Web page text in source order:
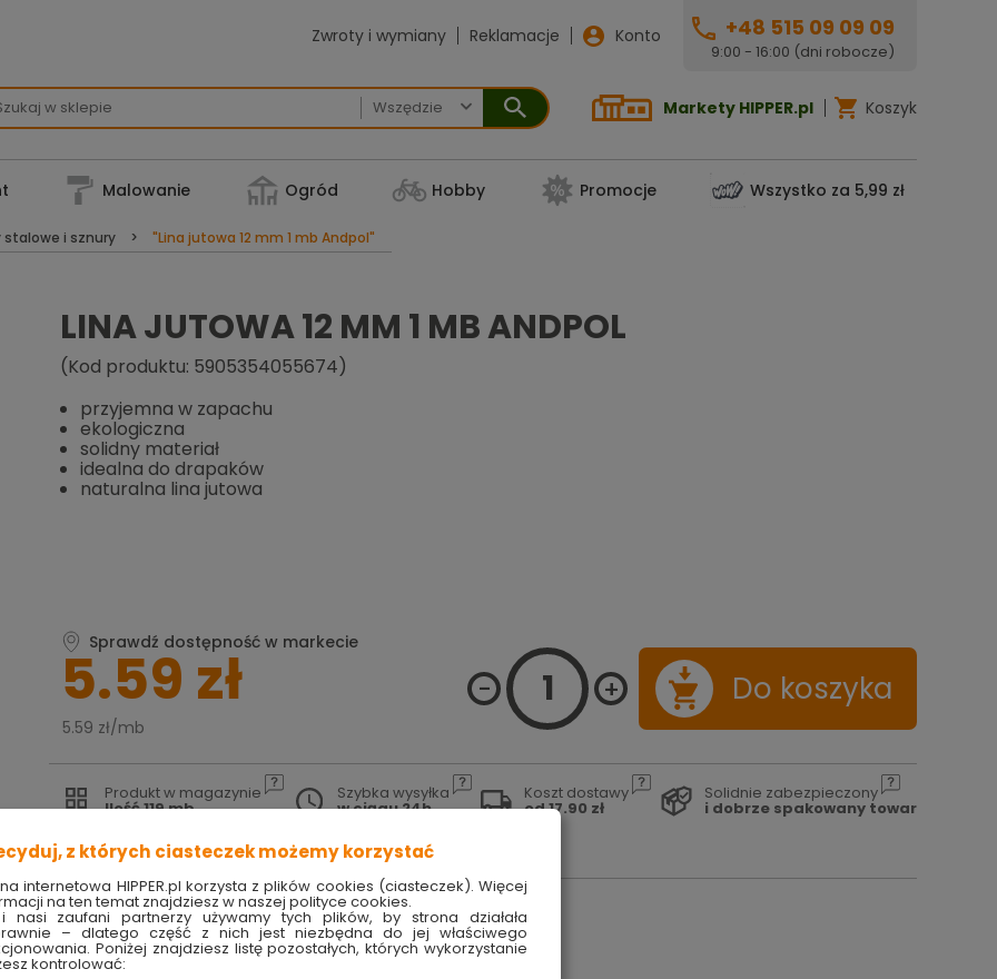
Zwroty i wymiany Reklamacje Konto +48 515 09 09 09
9:00 - 16:00 (dni robocze)
 Markety HIPPER.pl Koszyk
Malowanie Ogród Hobby Promocje Wszystko za 5,99 zł
stalowe i sznury "Lina jutowa 12 mm 1 mb Andpol"
LINA JUTOWA 12 MM 1 MB ANDPOL
(Kod produktu: 5905354055674)
przyjemna w zapachu
ekologiczna
solidny materiał
idealna do drapaków
naturalna lina jutowa
Sprawdź dostępność w markecie
5.59 zł
5.59 zł/mb
Do koszyka
Produkt w magazynie
Ilość 119 mb
Szybka wysyłka
w ciągu 24h
Koszt dostawy
od 17.90 zł
Solidnie zabezpieczony
i dobrze spakowany towar
techniczne
z których ciasteczek możemy korzystać
internetowa HIPPER.pl korzysta z plików cookies (ciasteczek). Więcej
na ten temat znajdziesz w naszej polityce cookies.
nasi zaufani partnerzy używamy tych plików, by strona działała
– dlatego część z nich jest niezbędna do jej właściwego
Poniżej znajdziesz listę pozostałych, których wykorzystanie
kontrolować: